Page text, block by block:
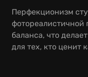
Перфекционизм
фотореалистичной
баланса, что
для тех, кто ценит